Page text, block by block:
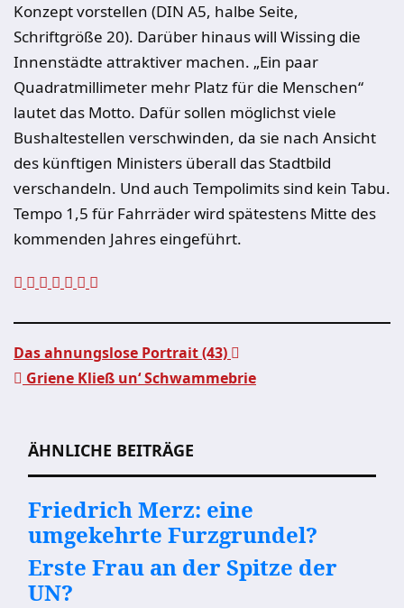
Konzept vorstellen (DIN A5, halbe Seite,
Schriftgröße 20). Darüber hinaus will Wissing die
Innenstädte attraktiver machen. „Ein paar
Quadratmillimeter mehr Platz für die Menschen“
lautet das Motto. Dafür sollen möglichst viele
Bushaltestellen verschwinden, da sie nach Ansicht
des künftigen Ministers überall das Stadtbild
verschandeln. Und auch Tempolimits sind kein Tabu.
Tempo 1,5 für Fahrräder wird spätestens Mitte des
kommenden Jahres eingeführt.
Das ahnungslose Portrait (43)
Griene Kließ un‘ Schwammebrie
ÄHNLICHE BEITRÄGE
Friedrich Merz: eine
umgekehrte Furzgrundel?
Erste Frau an der Spitze der
UN?